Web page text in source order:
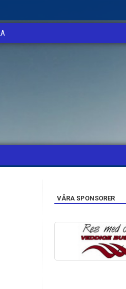
VÅRA SPONSORER